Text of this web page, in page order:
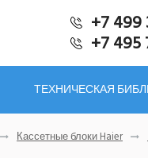
+7 499
+7 495
ТЕХНИЧЕСКАЯ
Кассетные блоки Haier